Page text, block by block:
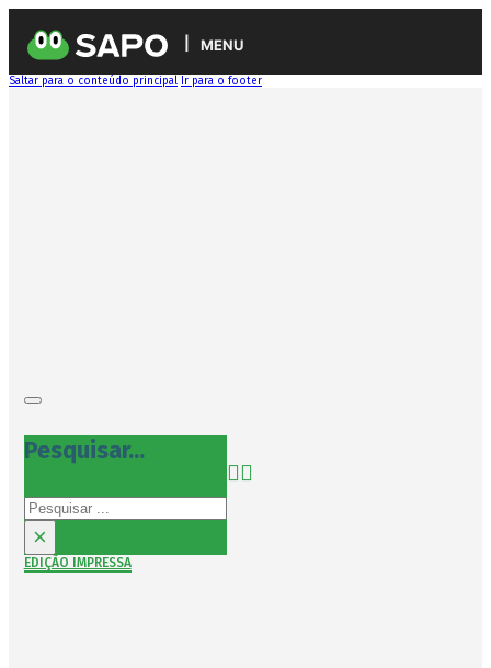
MENU
Saltar para o conteúdo principal Ir para o footer
Pesquisar...
Pesquisar
×
EDIÇÃO IMPRESSA